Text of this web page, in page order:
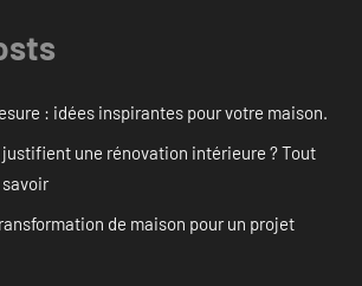
: idées inspirantes pour votre maison.
justifient une rénovation intérieure ? Tout
savoir
de maison pour un projet